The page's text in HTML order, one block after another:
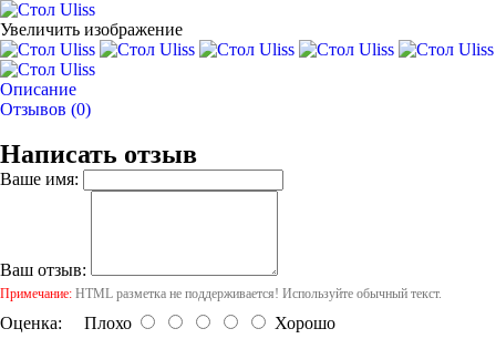
Увеличить изображение
Описание
Отзывов (0)
Написать отзыв
Ваше имя:
Ваш отзыв:
Примечание: HTML разметка не поддерживается! Используйте обычный текст.
Оценка: Плохо Хорошо